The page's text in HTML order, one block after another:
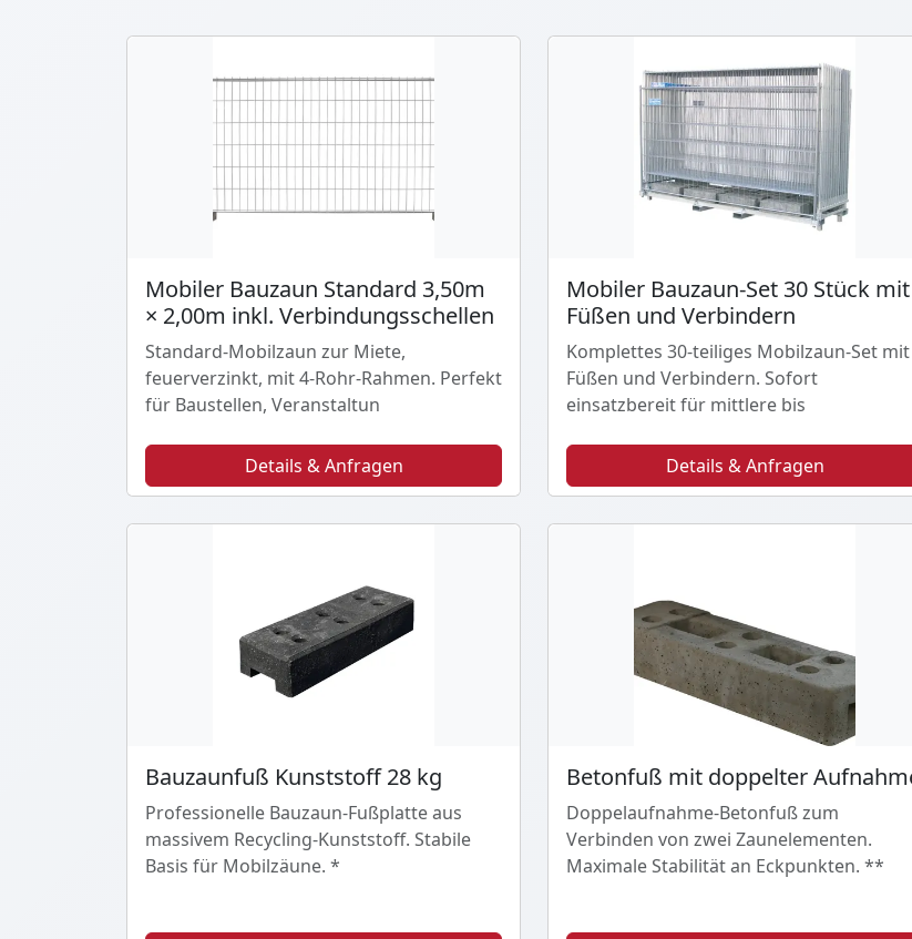
Mobiler Bauzaun Standard 3,50m
× 2,00m inkl. Verbindungsschellen
Standard-Mobilzaun zur Miete,
feuerverzinkt, mit 4-Rohr-Rahmen. Perfekt
für Baustellen, Veranstaltun
Details & Anfragen
Mobiler Bauzaun-Set 30 Stück mit
Füßen und Verbindern
Komplettes 30-teiliges Mobilzaun-Set mit
Füßen und Verbindern. Sofort
einsatzbereit für mittlere bis
Details & Anfragen
Bauzaunfuß Kunststoff 28 kg
Professionelle Bauzaun-Fußplatte aus
massivem Recycling-Kunststoff. Stabile
Basis für Mobilzäune. *
Betonfuß mit doppelter
Doppelaufnahme-Betonfuß zum
Verbinden von zwei Zaunelementen.
Maximale Stabilität an Eckpunkten. **